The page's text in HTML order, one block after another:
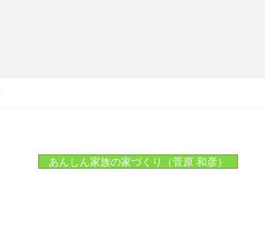
あんしん家族の家づくり（菅原 和彦）